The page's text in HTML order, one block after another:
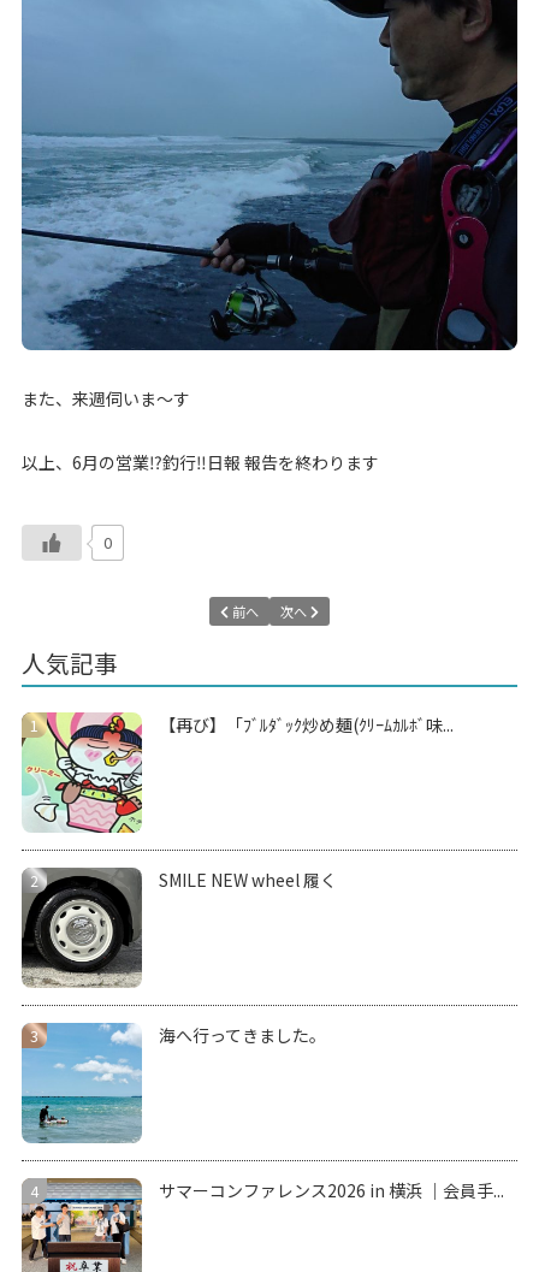
また、来週伺いま～す
以上、6月の営業⁉釣行‼日報 報告を終わります
0
前へ 次へ
人気記事
【再び】「ﾌﾞﾙﾀﾞｯｸ炒め麺(ｸﾘｰﾑｶﾙﾎﾞ味...
SMILE NEW wheel 履く
海へ行ってきました。
サマーコンファレンス2026 in 横浜 ｜会員手...